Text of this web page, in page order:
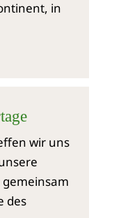
in
wir uns
des